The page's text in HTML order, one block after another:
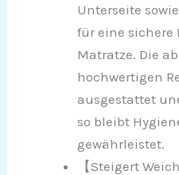
Unterseite
für eine sichere
Matratze. Die
hochwertigen
ausgestattet
so bleibt
gewährleistet.
【Steigert